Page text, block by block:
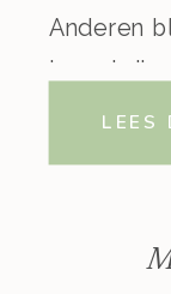
Anderen
ze juist
krijg ik
LEES